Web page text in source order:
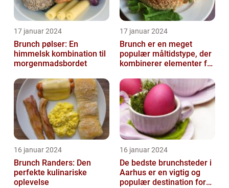
17 januar 2024
Brunch pølser: En
himmelsk kombination til
morgenmadsbordet
17 januar 2024
Brunch er en meget
populær måltidstype, der
kombinerer elementer fra
16 januar 2024
Brunch Randers: Den
perfekte kulinariske
oplevelse
16 januar 2024
De bedste brunchsteder i
Aarhus er en vigtig og
populær destination for